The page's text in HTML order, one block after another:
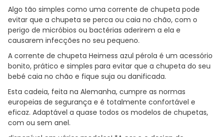
Algo tão simples como uma corrente de chupeta pode
evitar que a chupeta se perca ou caia no chão, com o
perigo de micróbios ou bactérias aderirem a ela e
causarem infecções no seu pequeno.
A corrente de chupeta Heimess azul pérola é um acessório
bonito, prático e simples para evitar que a chupeta do seu
bebé caia no chão e fique suja ou danificada.
Esta cadeia, feita na Alemanha, cumpre as normas
europeias de segurança e é totalmente confortável e
eficaz. Adaptável a quase todos os modelos de chupetas,
com ou sem anel.